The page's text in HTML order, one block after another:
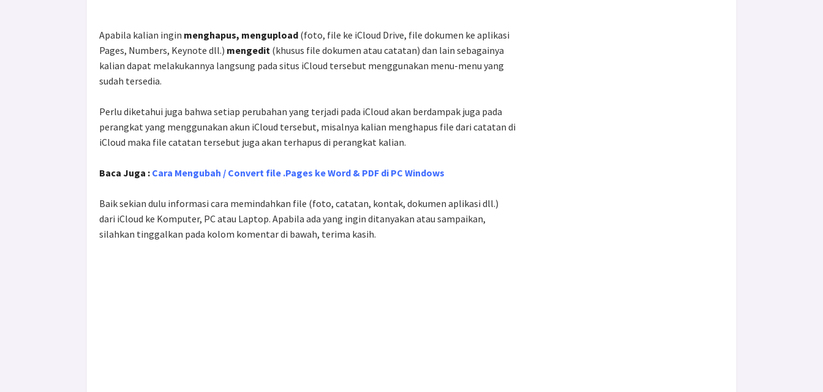
Apabila kalian ingin menghapus, mengupload (foto, file ke iCloud Drive, file dokumen ke aplikasi
Pages, Numbers, Keynote dll.) mengedit (khusus file dokumen atau catatan) dan lain sebagainya
kalian dapat melakukannya langsung pada situs iCloud tersebut menggunakan menu-menu yang
sudah tersedia.
Perlu diketahui juga bahwa setiap perubahan yang terjadi pada iCloud akan berdampak juga pada
perangkat yang menggunakan akun iCloud tersebut, misalnya kalian menghapus file dari catatan di
iCloud maka file catatan tersebut juga akan terhapus di perangkat kalian.
Baca Juga : Cara Mengubah / Convert file .Pages ke Word & PDF di PC Windows
Baik sekian dulu informasi cara memindahkan file (foto, catatan, kontak, dokumen aplikasi dll.)
dari iCloud ke Komputer, PC atau Laptop. Apabila ada yang ingin ditanyakan atau sampaikan,
silahkan tinggalkan pada kolom komentar di bawah, terima kasih.